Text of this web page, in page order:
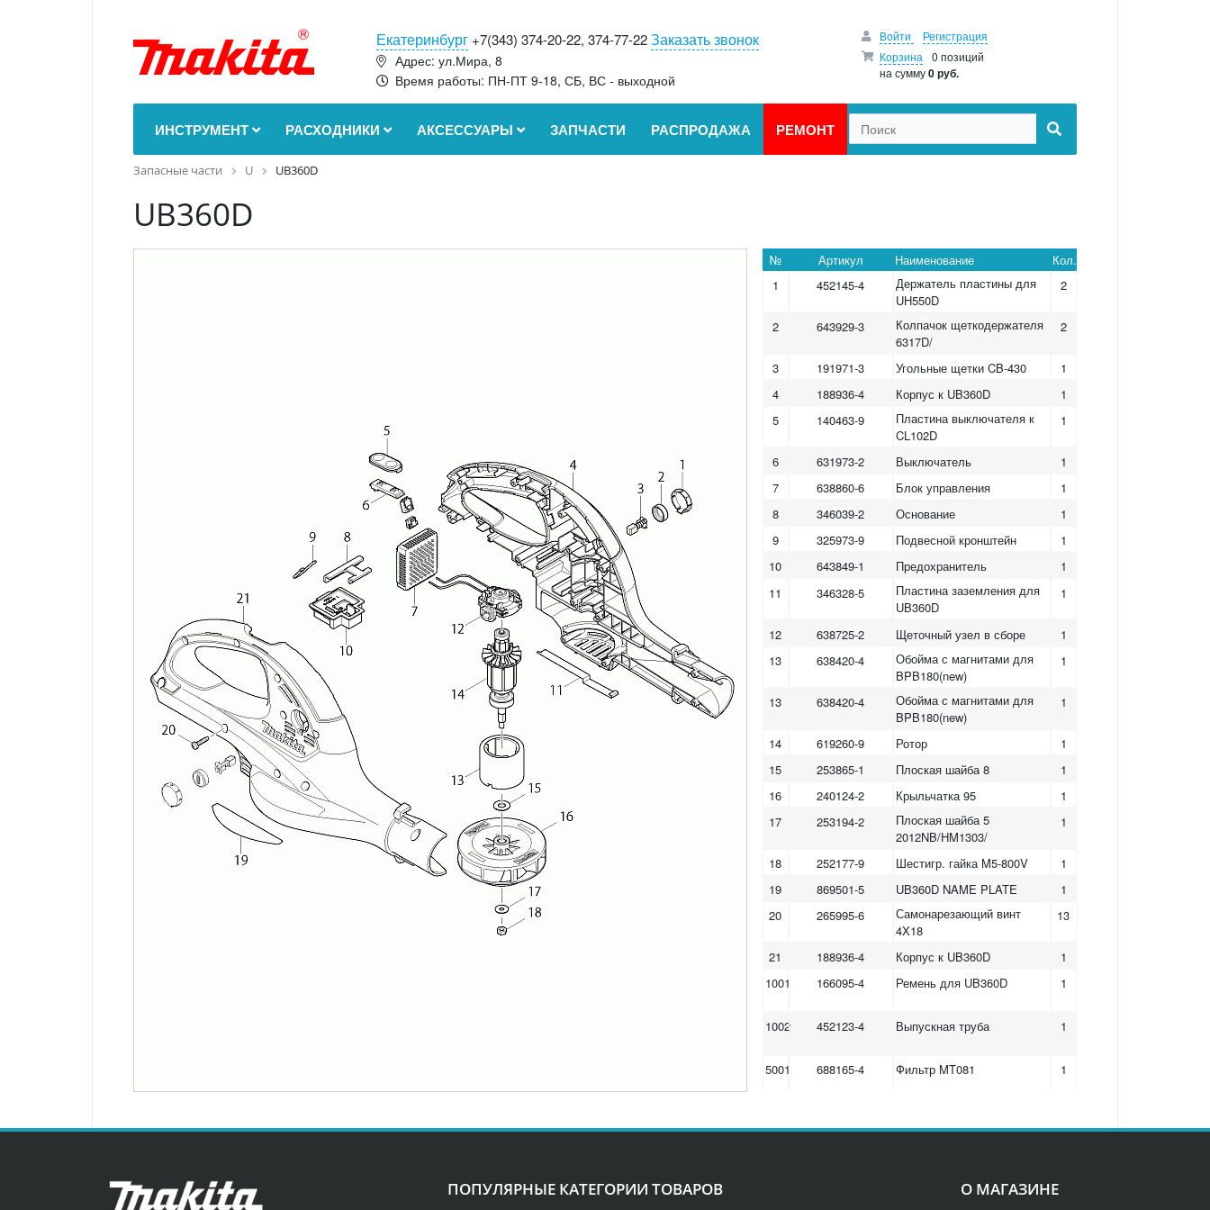
Екатеринбург +7(343) 374-20-22, 374-77-22 Заказать звонок
Адрес: ул.Мира, 8
Время работы: ПН-ПТ 9-18, СБ, ВС - выходной
Войти
Регистрация
Корзина
0 позиций
на сумму0 руб.
ИНСТРУМЕНТ РАСХОДНИКИ АКСЕССУАРЫ ЗАПЧАСТИ РАСПРОДАЖА РЕМОНТ
Запасные части U UB360D
UB360D
№ Артикул Наименование
Кол.
1
452145-4
Держатель пластины для
UH550D
2
2 643929-3
Колпачок щеткодержателя
6317D/
2
3 191971-3 Угольные щетки CB-430
1
4
188936-4 Корпус к UB360D
1
5
140463-9
Пластина выключателя к
CL102D
1
6 631973-2 Выключатель
1
7
638860-6 Блок управления
1
8
346039-2 Основание
1
9
325973-9 Подвесной кронштейн
1
10
643849-1 Предохранитель
1
11
346328-5
Пластина заземления для
UB360D
1
12 638725-2 Щеточный узел в сборе
1
13
638420-4
Обойма с магнитами для
BPB180(new)
1
13 638420-4
Обойма с магнитами для
BPB180(new)
1
14 619260-9 Ротор
1
15
253865-1 Плоская шайба 8
1
16
240124-2 Крыльчатка 95
1
17
253194-2
Плоская шайба 5
2012NB/HM1303/
1
18 252177-9 Шестигр. гайка M5-800V
1
19
869501-5 UB360D NAME PLATE
1
20
265995-6
Самонарезающий винт
4X18
13
21 188936-4 Корпус к UB360D
1
1001
166095-4 Ремень для UB360D 1
1002 452123-4 Выпускная труба 1
5001 688165-4 Фильтр MT081 1
ПОПУЛЯРНЫЕ КАТЕГОРИИ ТОВАРОВ О МАГАЗИНЕ